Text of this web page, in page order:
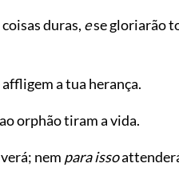
duras, ese gloriarão
a tua herança.
orphão tiram a vida.
nem para isso